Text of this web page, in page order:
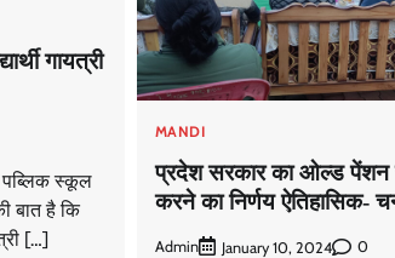
गायत्री
पब्लिक स्कूल
बात है कि
[…]
MANDI
प्रदेश सरकार का ओल्ड पेंशन
करने का निर्णय ऐतिहासिक-
Admin January 10, 2024 0